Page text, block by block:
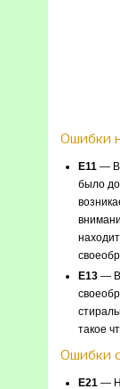
Ошибки
E11 —
было
E13—
такое
Ошибки
E21—